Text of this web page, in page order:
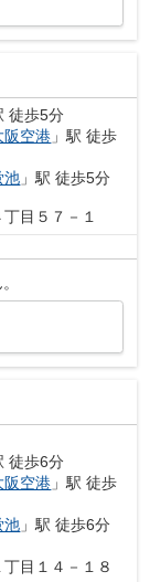
徒歩5分
阪空港 」駅 徒歩
池 」駅 徒歩5分
丁目５７－１
徒歩6分
阪空港 」駅 徒歩
池 」駅 徒歩6分
丁目１４－１８